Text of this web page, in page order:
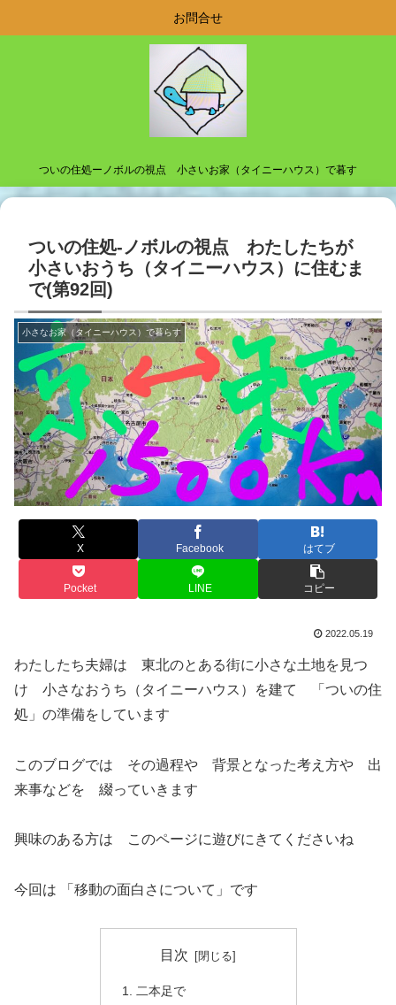
ついの住処ーノボルの視点 小さいお家（タイニーハウス）で暮す
お問合せ
ついの住処-ノボルの視点 わたしたちが
小さいおうち（タイニーハウス）に住むま
で(第92回)
小さなお家（タイニーハウス）で暮らす
X Facebook はてブ
Pocket LINE コピー
2022.05.19
わたしたち夫婦は 東北のとある街に小さな土地を見つ
け 小さなおうち（タイニーハウス）を建て 「ついの住
処」の準備をしています
このブログでは その過程や 背景となった考え方や 出
来事などを 綴っていきます
興味のある方は このページに遊びにきてくださいね
今回は 「移動の面白さについて」です
目次
二本足で